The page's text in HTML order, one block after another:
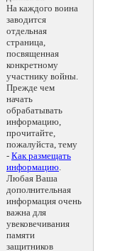
На каждого воина
заводится
отдельная
страница,
посвященная
конкретному
участнику войны.
Прежде чем
начать
обрабатывать
информацию,
прочитайте,
пожалуйста, тему
- Как размещать
информацию.
Любая Ваша
дополнительная
информация очень
важна для
увековечивания
памяти
защитников